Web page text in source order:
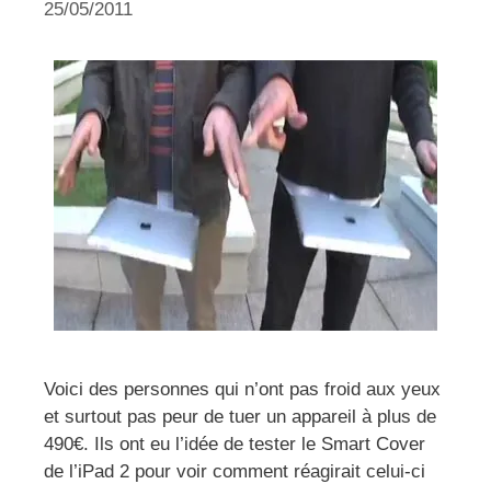
25/05/2011
Voici des personnes qui n’ont pas froid aux yeux
et surtout pas peur de tuer un appareil à plus de
490€. Ils ont eu l’idée de tester le Smart Cover
de l’iPad 2 pour voir comment réagirait celui-ci